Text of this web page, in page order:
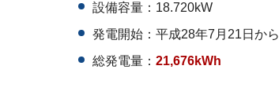
設備容量：18.720kW
発電開始：平成28年7月21日から
総発電量： 21,676kWh